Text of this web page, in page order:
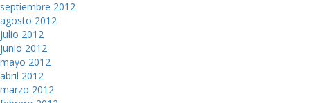
septiembre 2012
agosto 2012
julio 2012
junio 2012
mayo 2012
abril 2012
marzo 2012